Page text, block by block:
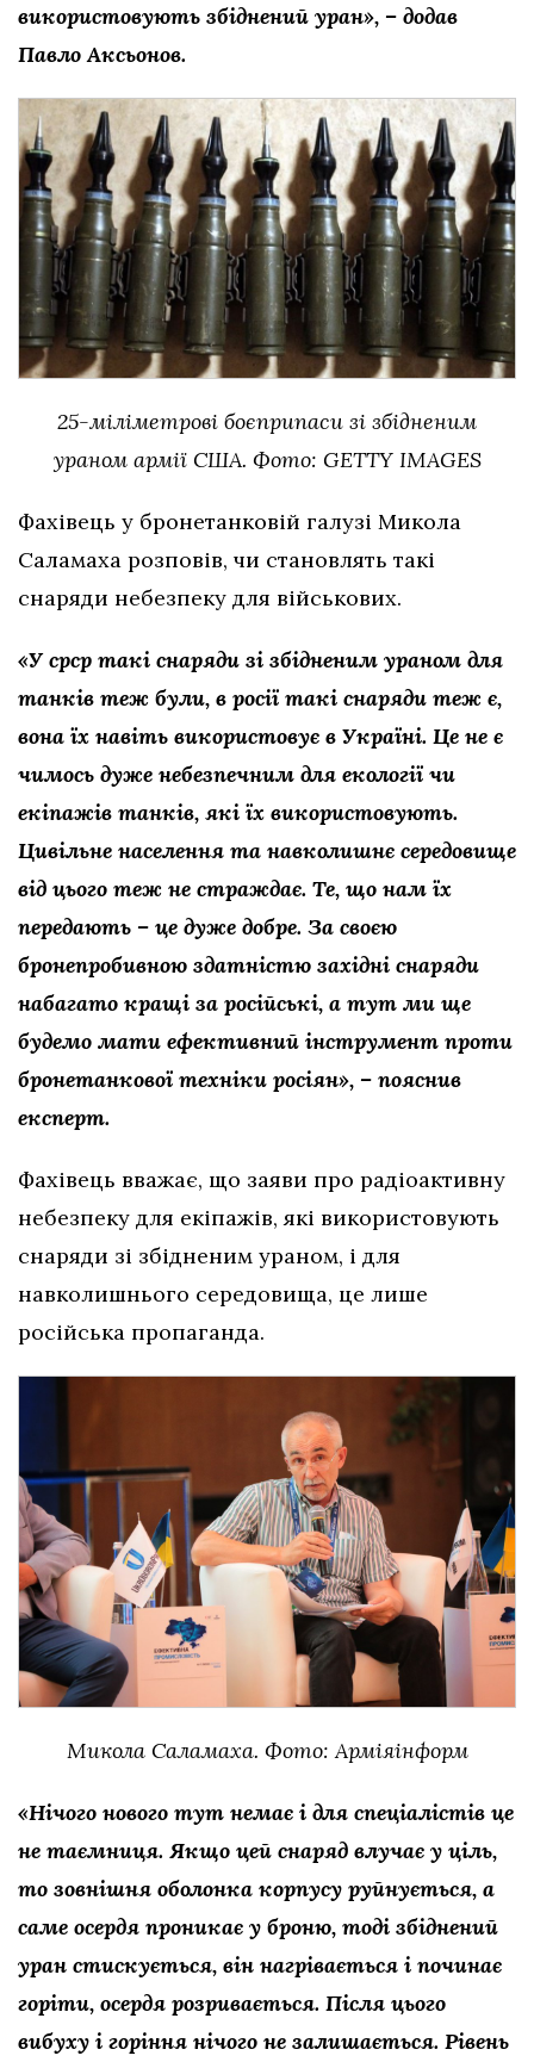
використовують збіднений уран», – додав
Павло Аксьонов.
25-міліметрові боєприпаси зі збідненим
ураном армії США. Фото: GETTY IMAGES
Фахівець у бронетанковій галузі Микола
Саламаха розповів, чи становлять такі
снаряди небезпеку для військових.
«У срср такі снаряди зі збідненим ураном для
танків теж були, в росії такі снаряди теж є,
вона їх навіть використовує в Україні. Це не є
чимось дуже небезпечним для екології чи
екіпажів танків, які їх використовують.
Цивільне населення та навколишнє середовище
від цього теж не страждає. Те, що нам їх
передають – це дуже добре. За своєю
бронепробивною здатністю західні снаряди
набагато кращі за російські, а тут ми ще
будемо мати ефективний інструмент проти
бронетанкової техніки росіян», – пояснив
експерт.
Фахівець вважає, що заяви про радіоактивну
небезпеку для екіпажів, які використовують
снаряди зі збідненим ураном, і для
навколишнього середовища, це лише
російська пропаганда.
Микола Саламаха. Фото: Арміяінформ
«Нічого нового тут немає і для спеціалістів це
не таємниця. Якщо цей снаряд влучає у ціль,
то зовнішня оболонка корпусу руйнується, а
саме осердя проникає у броню, тоді збіднений
уран стискується, він нагрівається і починає
горіти, осердя розривається. Після цього
вибуху і горіння нічого не залишається. Рівень